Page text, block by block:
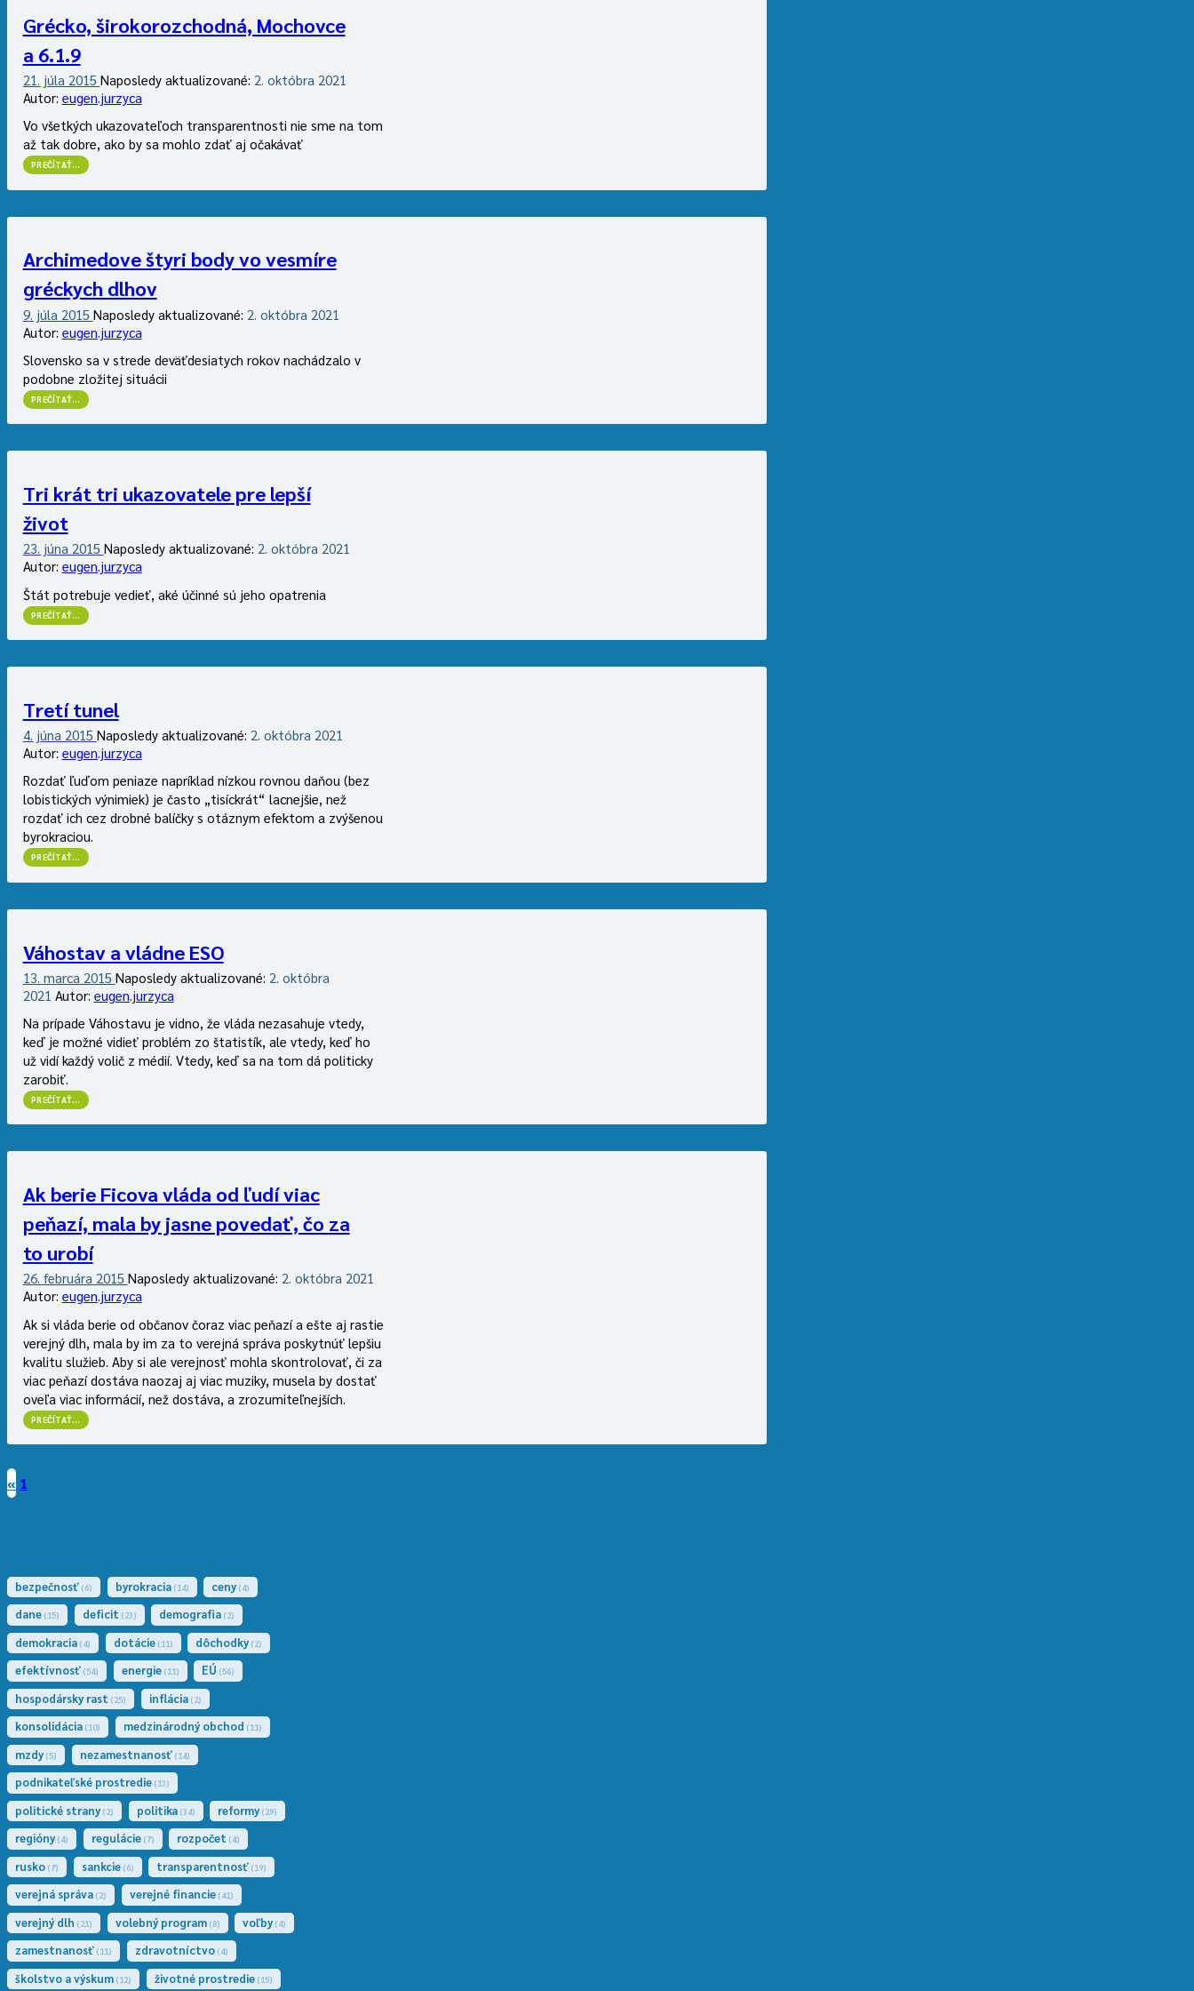
Grécko, širokorozchodná, Mochovce
a 6.1.9
21. júla 2015 Naposledy aktualizované: 2. októbra 2021
Autor: eugen.jurzyca
Vo všetkých ukazovateľoch transparentnosti nie sme na tom
až tak dobre, ako by sa mohlo zdať aj očakávať
PREČÍTAŤ
“GRÉCKO,
ŠIROKOROZCHODNÁ,
…
Archimedove štyri body vo vesmíre
gréckych dlhov
9. júla 2015 Naposledy aktualizované: 2. októbra 2021
Autor: eugen.jurzyca
Slovensko sa v strede deväťdesiatych rokov nachádzalo v
podobne zložitej situácii
PREČÍTAŤ
“ARCHIMEDOVE
ŠTYRI
…
Tri krát tri ukazovatele pre lepší
život
23. júna 2015 Naposledy aktualizované: 2. októbra 2021
Autor: eugen.jurzyca
Štát potrebuje vedieť, aké účinné sú jeho opatrenia
PREČÍTAŤ
“TRI
KRÁT
…
Tretí tunel
4. júna 2015 Naposledy aktualizované: 2. októbra 2021
Autor: eugen.jurzyca
Rozdať ľuďom peniaze napríklad nízkou rovnou daňou (bez
lobistických výnimiek) je často „tisíckrát“ lacnejšie, než
rozdať ich cez drobné balíčky s otáznym efektom a zvýšenou
byrokraciou.
PREČÍTAŤ
“TRETÍ
TUNEL”
…
Váhostav a vládne ESO
13. marca 2015 Naposledy aktualizované: 2. októbra
2021 Autor: eugen.jurzyca
Na prípade Váhostavu je vidno, že vláda nezasahuje vtedy,
keď je možné vidieť problém zo štatistík, ale vtedy, keď ho
už vidí každý volič z médií. Vtedy, keď sa na tom dá politicky
zarobiť.
PREČÍTAŤ
“VÁHOSTAV
A
…
Ak berie Ficova vláda od ľudí viac
peňazí, mala by jasne povedať, čo za
to urobí
26. februára 2015 Naposledy aktualizované: 2. októbra 2021
Autor: eugen.jurzyca
Ak si vláda berie od občanov čoraz viac peňazí a ešte aj rastie
verejný dlh, mala by im za to verejná správa poskytnúť lepšiu
kvalitu služieb. Aby si ale verejnosť mohla skontrolovať, či za
viac peňazí dostáva naozaj aj viac muziky, musela by dostať
oveľa viac informácií, než dostáva, a zrozumiteľnejších.
PREČÍTAŤ
“AK
BERIE
ZA
TO
UROBÍ”
…
«Predchádzajúca
1
bezpečnosť(6) byrokracia(14) ceny (4)
dane(15) deficit (23) demografia (2)
demokracia(4) dotácie(11) dôchodky (2)
efektívnosť(54) energie(11) EÚ (56)
hospodársky rast (25) inflácia(2)
konsolidácia(10) medzinárodný obchod (11)
mzdy(5) nezamestnanosť(14)
podnikateľské prostredie(13)
politické strany(2) politika(34) reformy (29)
regióny(4) regulácie(7) rozpočet (4)
rusko(7) sankcie(6) transparentnosť (19)
verejná správa(2) verejné financie(41)
verejný dlh (21) volebný program(8) voľby (4)
zamestnanosť(11) zdravotníctvo(4)
školstvo a výskum(12) životné prostredie(15)